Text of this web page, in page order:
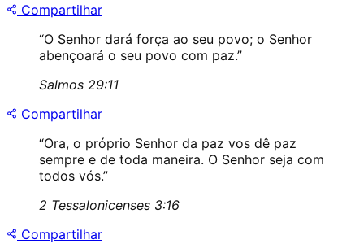
Compartilhar
“O Senhor dará força ao seu povo; o Senhor
abençoará o seu povo com paz.”
Salmos 29:11
Compartilhar
“Ora, o próprio Senhor da paz vos dê paz
sempre e de toda maneira. O Senhor seja com
todos vós.”
2 Tessalonicenses 3:16
Compartilhar